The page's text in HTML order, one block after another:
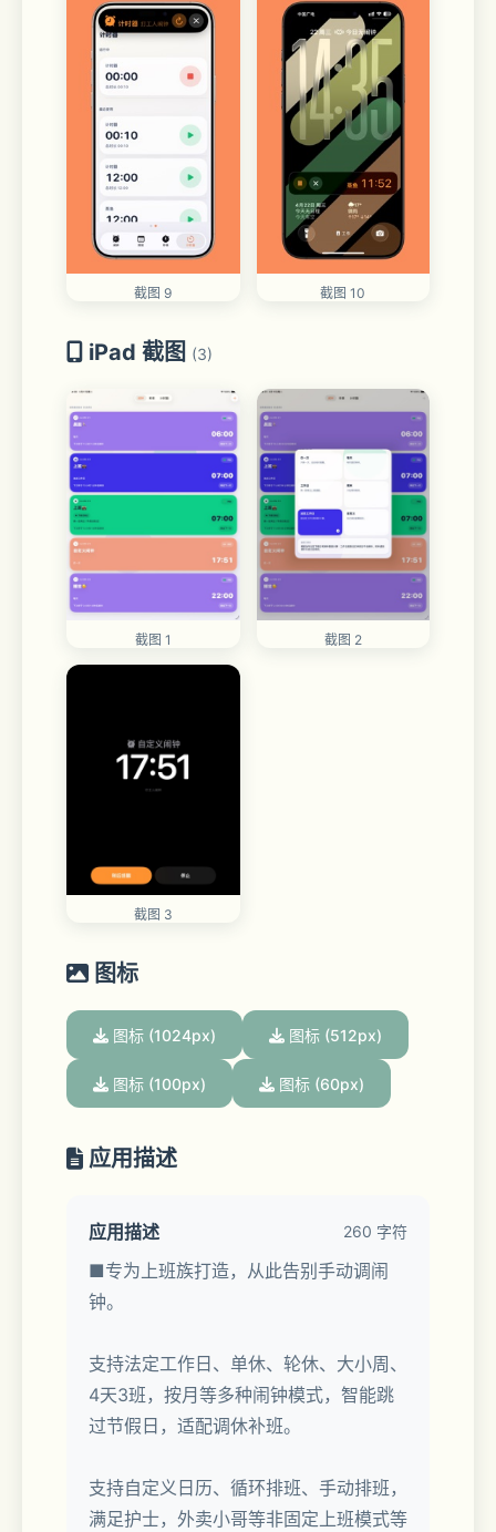
截图 9 截图 10
iPad 截图 (3)
截图 1 截图 2
截图 3
图标
图标 (1024px) 图标 (512px)
图标 (100px) 图标 (60px)
应用描述
应用描述 260 字符
■专为上班族打造，从此告别手动调闹
钟。
支持法定工作日、单休、轮休、大小周、
4天3班，按月等多种闹钟模式，智能跳
过节假日，适配调休补班。
支持自定义日历、循环排班、手动排班，
满足护士，外卖小哥等非固定上班模式等